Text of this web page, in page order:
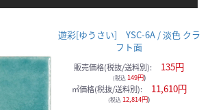
遊彩[ゆうさい] YSC-6A / 淡色 クラ
フト面
販売価格(税抜/送料別): 135円
(税込 149円)
㎡価格(税抜/送料別): 11,610円
(税込 12,814円)